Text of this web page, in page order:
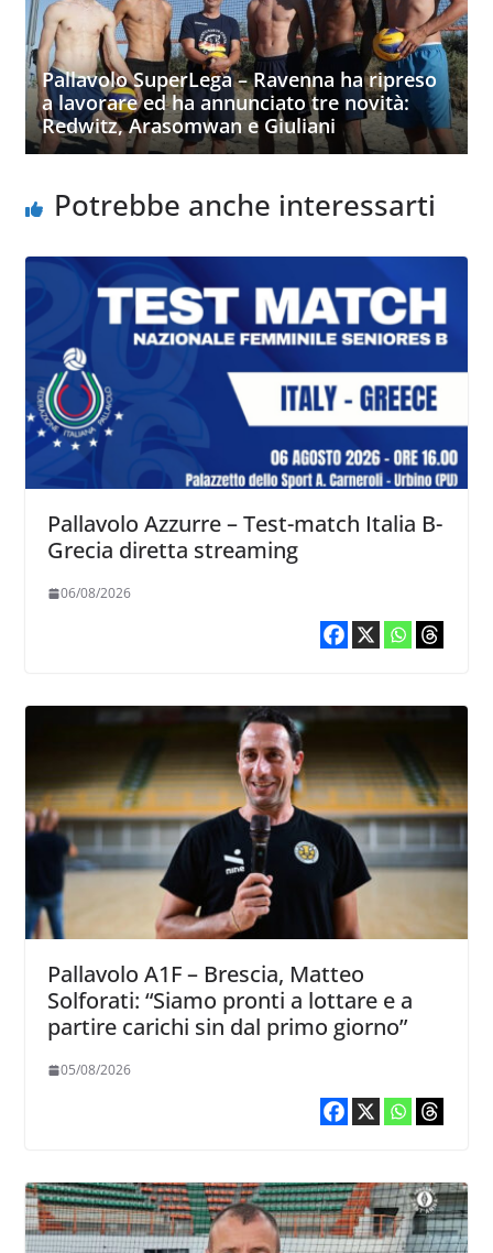
Pallavolo SuperLega – Ravenna ha ripreso
a lavorare ed ha annunciato tre novità:
Redwitz, Arasomwan e Giuliani
Potrebbe anche interessarti
Pallavolo Azzurre – Test-match Italia B-
Grecia diretta streaming
06/08/2026
Pallavolo A1F – Brescia, Matteo
Solforati: “Siamo pronti a lottare e a
partire carichi sin dal primo giorno”
05/08/2026